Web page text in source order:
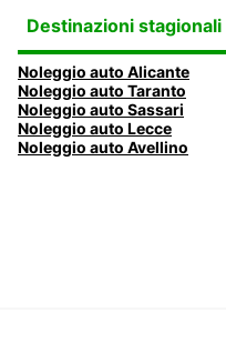
Destinazioni stagionali
Noleggio auto Alicante
Noleggio auto Taranto
Noleggio auto Sassari
Noleggio auto Lecce
Noleggio auto Avellino